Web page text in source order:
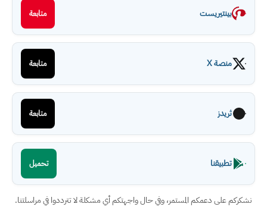
بينتيريست متابعة
منصة X متابعة
ثريدز متابعة
تطبيقنا تحميل
نشكركم على دعمكم المستمر، وفي حال واجهتكم أي مشكلة لا تترددوا في مراسلتنا.